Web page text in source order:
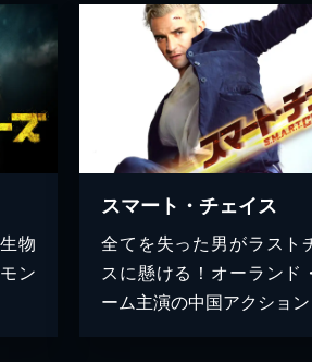
物
ン
スマート・チェイス
全てを失った男がラスト
スに懸ける！オーランド
ーム主演の中国アクション